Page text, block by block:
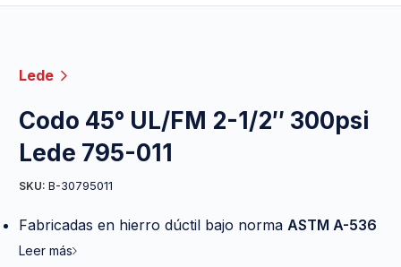
Lede
Codo 45° UL/FM 2-1/2″ 300psi
Lede 795-011
SKU: B-30795011
Fabricadas en hierro dúctil bajo norma ASTM A-536
Leer más